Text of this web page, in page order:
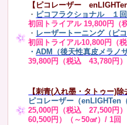
【ピコレーザー
・ ピコフラクショナル １回
初回トライアル 19,800円（
・ レーザートーニング（ピ
初回トライアル10,800円（
・ADM（後天性真皮メラノ
39,800円（税込 43,780円）
【刺青(入れ墨・タトゥー)除
ピコレーザー（enLIGHTen
25,000円（税込 27,500円
60,500円）（～50㎠）/ 1回